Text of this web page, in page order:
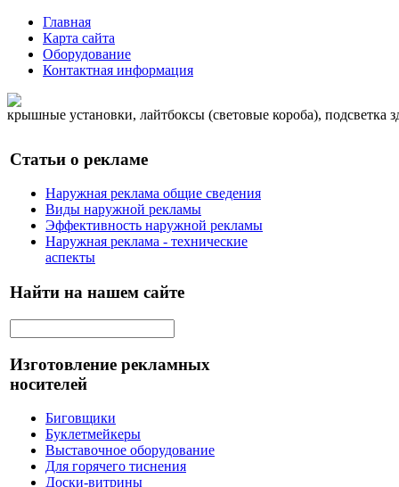
Главная
Карта сайта
Оборудование
Контактная информация
крышные установки, лайтбоксы (световые короба), подсветка
Статьи о рекламе
Наружная реклама общие сведения
Виды наружной рекламы
Эффективность наружной рекламы
Наружная реклама - технические
аспекты
Найти на нашем сайте
Изготовление рекламных
носителей
Биговщики
Буклетмейкеры
Выставочное оборудование
Для горячего тиснения
Доски-витрины